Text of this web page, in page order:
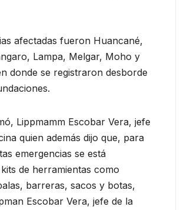
afectadas fueron Huancané,
Lampa, Melgar, Moho y
donde se registraron desborde
Lippmamm Escobar Vera, jefe
quien además dijo que, para
emergencias se está
de herramientas como
barreras, sacos y botas,
Escobar Vera, jefe de la